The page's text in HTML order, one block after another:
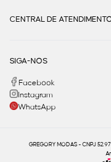
CENTRAL DE
SIGA-NOS
Facebook
Instagram
WhatsApp
GREGORY MODAS - CNPJ